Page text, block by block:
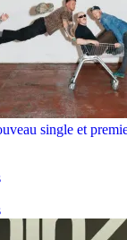
single et